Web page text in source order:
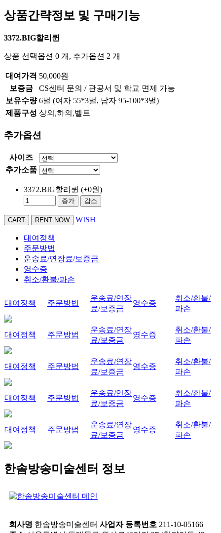
상품간략정보 및 구매기능
3372.BIG할리퀸
상품 선택옵션 0 개, 추가옵션 2 개
대여가격 50,000원
보증금
CS센터 문의 / 관공서 및 학교 면제 가능
보유수량 6벌 (여자 55*3벌, 남자 95-100*3벌)
제품구성 상의,하의,벨트
추가옵션
사이즈
추가소품
3372.BIG할리퀸 (+0원)
증가 감소
WISH
대여정책
주문방법
운송료/연장료/보증금
영수증
취소/환불/파손
대여정책 주문방법
운송료/연장
료/보증금
영수증
취소/환불/
파손
대여정책 주문방법
운송료/연장
료/보증금
영수증
취소/환불/
파손
대여정책 주문방법
운송료/연장
료/보증금
영수증
취소/환불/
파손
대여정책 주문방법
운송료/연장
료/보증금
영수증
취소/환불/
파손
대여정책 주문방법
운송료/연장
료/보증금
영수증
취소/환불/
파손
한솜방송미술센터 정보
회사명 한솜방송미술센터 사업자 등록번호 211-10-05166